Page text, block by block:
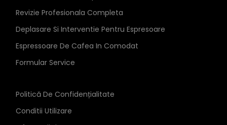
Revizie Profesionala Completa
Deplasare Si Interventie Pentru Espresoare
Espressoare De Cafea In Comodat
Formular Service
Politică De Confidențialitate
Conditii Utilizare